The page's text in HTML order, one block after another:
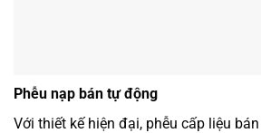
Phễu nạp bán tự động
Với thiết kế hiện đại, phễu cấp liệu